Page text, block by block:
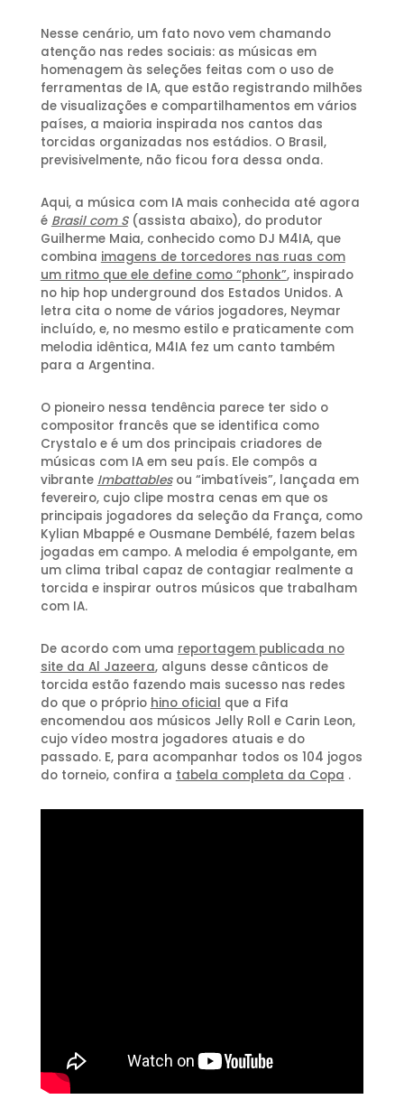
Nesse cenário, um fato novo vem chamando
atenção nas redes sociais: as músicas em
homenagem às seleções feitas com o uso de
ferramentas de IA, que estão registrando milhões
de visualizações e compartilhamentos em vários
países, a maioria inspirada nos cantos das
torcidas organizadas nos estádios. O Brasil,
previsivelmente, não ficou fora dessa onda.
Aqui, a música com IA mais conhecida até agora
é Brasil com S(assista abaixo), do produtor
Guilherme Maia, conhecido como DJ M4IA, que
combina imagens de torcedores nas ruas com
um ritmo que ele define como “phonk”, inspirado
no hip hop underground dos Estados Unidos. A
letra cita o nome de vários jogadores, Neymar
incluído, e, no mesmo estilo e praticamente com
melodia idêntica, M4IA fez um canto também
para a Argentina.
O pioneiro nessa tendência parece ter sido o
compositor francês que se identifica como
Crystalo e é um dos principais criadores de
músicas com IA em seu país. Ele compôs a
vibrante Imbattablesou “imbatíveis”, lançada em
fevereiro, cujo clipe mostra cenas em que os
principais jogadores da seleção da França, como
Kylian Mbappé e Ousmane Dembélé, fazem belas
jogadas em campo. A melodia é empolgante, em
um clima tribal capaz de contagiar realmente a
torcida e inspirar outros músicos que trabalham
com IA.
De acordo com uma reportagem publicada no
site da Al Jazeera, alguns desse cânticos de
torcida estão fazendo mais sucesso nas redes
do que o próprio hino oficial que a Fifa
encomendou aos músicos Jelly Roll e Carin Leon,
cujo vídeo mostra jogadores atuais e do
passado. E, para acompanhar todos os 104 jogos
do torneio, confira a tabela completa da Copa .